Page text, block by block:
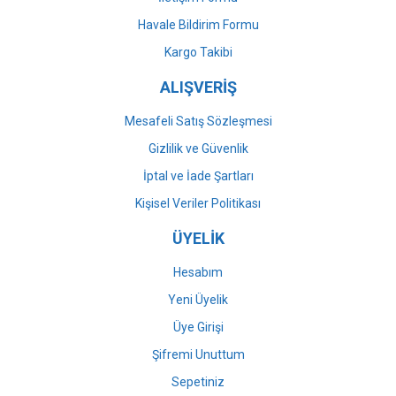
Gönder
Havale Bildirim Formu
Kargo Takibi
ALIŞVERİŞ
Mesafeli Satış Sözleşmesi
Gizlilik ve Güvenlik
İptal ve İade Şartları
Kişisel Veriler Politikası
ÜYELİK
Hesabım
Yeni Üyelik
Üye Girişi
Şifremi Unuttum
Sepetiniz